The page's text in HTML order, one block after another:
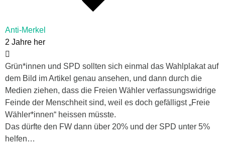
Anti-Merkel
2 Jahre her
Grün*innen und SPD sollten sich einmal das Wahlplakat auf
dem Bild im Artikel genau ansehen, und dann durch die
Medien ziehen, dass die Freien Wähler verfassungswidrige
Feinde der Menschheit sind, weil es doch gefälligst „Freie
Wähler*innen“ heissen müsste.
Das dürfte den FW dann über 20% und der SPD unter 5%
helfen…